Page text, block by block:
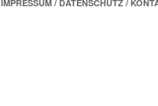
IMPRESSUM / DATENSCHUTZ /